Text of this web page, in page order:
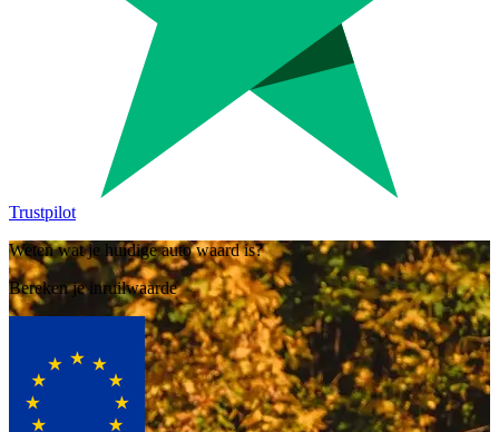
Trustpilot
Weten wat je huidige auto waard is?
Bereken je inruilwaarde